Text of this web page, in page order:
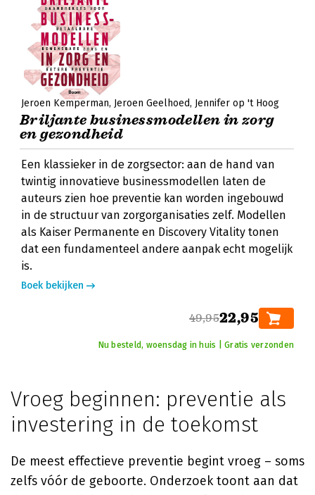
Jeroen Kemperman Jeroen Geelhoed Jennifer op 't Hoog
Briljante businessmodellen in zorg
en gezondheid
Een klassieker in de zorgsector: aan de hand van
twintig innovatieve businessmodellen laten de
auteurs zien hoe preventie kan worden ingebouwd
in de structuur van zorgorganisaties zelf. Modellen
als Kaiser Permanente en Discovery Vitality tonen
dat een fundamenteel andere aanpak echt mogelijk
is.
Boek bekijken
49,9522,95
Nu besteld, woensdag in huis | Gratis verzonden
Vroeg beginnen: preventie als
investering in de toekomst
De meest effectieve preventie begint vroeg – soms
zelfs vóór de geboorte. Onderzoek toont aan dat